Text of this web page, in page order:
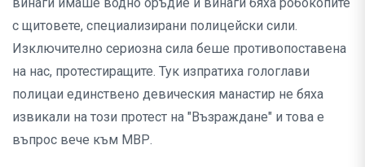
с щитовете, специализирани полицейски сили.
Изключително сериозна сила беше противопоставена
на нас, протестиращите. Тук изпратиха гологлави
полицаи единствено девическия манастир не бяха
извикали на този протест на "Възраждане" и това е
въпрос вече към МВР.